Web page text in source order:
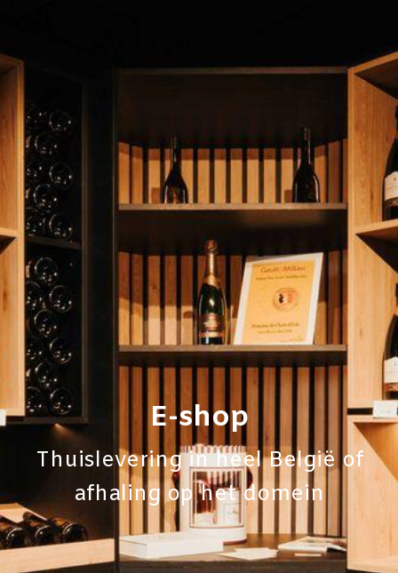
E-shop
Thuislevering in heel België of
afhaling op het domein